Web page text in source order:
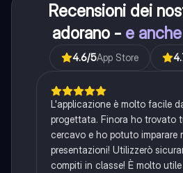
Recensioni dei
adorano - e
4.6/5App Store
L'applicazione è molto facile
progettata. Finora ho trovato
cercavo e ho potuto imparare
presentazioni! Utilizzerò
compiti in classe! È molto